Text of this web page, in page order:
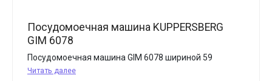
Посудомоечная машина KUPPERSBERG
GIM 6078
Посудомоечная машина GIM 6078 шириной 59
Читать далее